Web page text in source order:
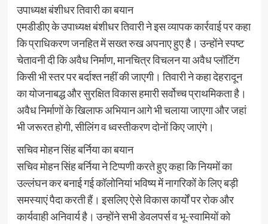
उपाध्यक्ष बंशीधर तिवारी का बयान
एमडीडीए के उपाध्यक्ष बंशीधर तिवारी ने इस व्यापक कार्रवाई पर कहा
कि प्राधिकरण जनहित में सख्त रुख अपनाए हुए है। उन्होंने स्पष्ट
चेतावनी दी कि अवैध निर्माण, मानचित्र विचलन या अवैध प्लॉटिंग
किसी भी स्तर पर बर्दाश्त नहीं की जाएगी। तिवारी ने कहा देहरादून
का योजनाबद्ध और सुरक्षित विकास हमारी सर्वोच्च प्राथमिकता है।
अवैध निर्माणों के खिलाफ अभियान आगे भी चलाया जाएगा और जहां
भी जरूरत होगी, सीलिंग व ध्वस्तीकरण दोनों किए जाएंगे।
सचिव मोहन सिंह बर्निया का बयान
सचिव मोहन सिंह बर्निया ने टिप्पणी करते हुए कहा कि नियमों का
उल्लंघन कर बनाई गई कॉलोनियां भविष्य में नागरिकों के लिए बड़ी
समस्याएं पैदा करती हैं। इसलिए ऐसे विकास कार्यों पर रोक और
कार्यवाही अनिवार्य है। उन्होंने सभी डेवलपर्स व भू-स्वामियों को